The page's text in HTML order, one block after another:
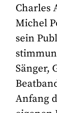
Charles
Michel
sein
Sänger,
Anfang